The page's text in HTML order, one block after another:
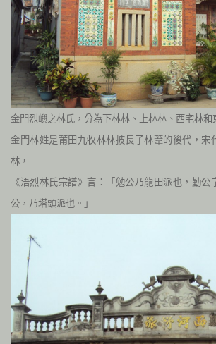
金門烈嶼之林氏，分為下林林、上林林、西宅林和
金門林姓是莆田九牧林林披長子林葦的後代，宋
林，
《浯烈林氏宗譜》言：「勉公乃龍田派也，勤
公，乃塔頭派也。」